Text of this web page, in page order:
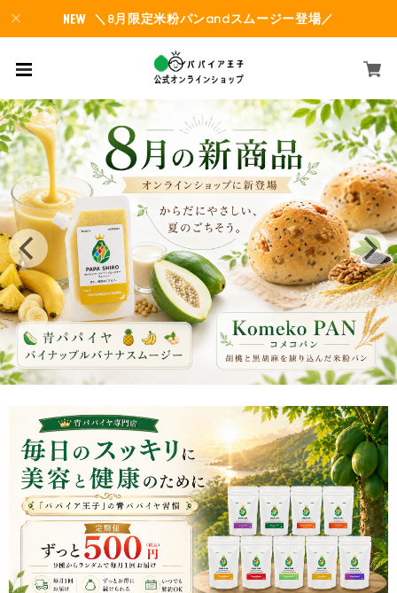
＼8月限定米粉パンandスムージー登場／